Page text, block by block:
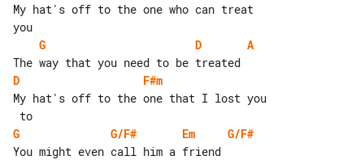
My hat's off to the one who can treat
G
D
A
D
F#m
My hat's off to the one that I lost you
G
G/F# Em
G/F#